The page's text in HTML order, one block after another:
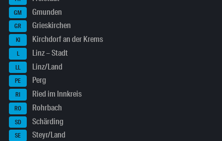
GM Gmunden
GR Grieskirchen
KI Kirchdorf an der Krems
L Linz – Stadt
LL Linz/Land
PE Perg
RI Ried im Innkreis
RO Rohrbach
SD Schärding
SE Steyr/Land